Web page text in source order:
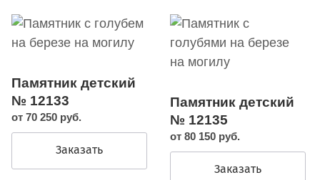
Памятник детский
№ 12133
от 70 250 руб.
Заказать
Памятник детский
№ 12135
от 80 150 руб.
Заказать